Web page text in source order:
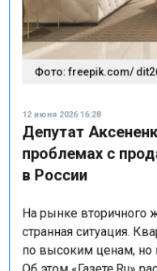
Фото: freepik.com/
Депутат
проблемах с
в России
странная ситуация.
по высоким ценам, но
Об этом «Газете.Ru»